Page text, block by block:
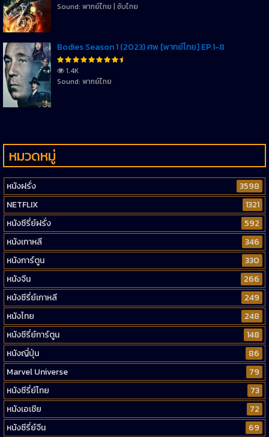
Sound: พากย์ไทย | ซับไทย
Bodies Season 1 (2023) ศพ [พากย์ไทย] EP.1-8
1.4K
Sound: พากย์ไทย
หมวดหมู่
หนังฝรั่ง
3598
NETFLIX
1321
หนังซีรี่ย์ฝรั่ง
592
หนังเกาหลี
346
หนังการ์ตูน
330
หนังจีน
266
หนังซีรี่ย์เกาหลี
249
หนังไทย
248
หนังซีรี่ย์การ์ตูน
148
หนังญี่ปุ่น
86
Marvel Universe
79
หนังซีรี่ย์ไทย
73
หนังเอเชีย
72
หนังซีรี่ย์จีน
69